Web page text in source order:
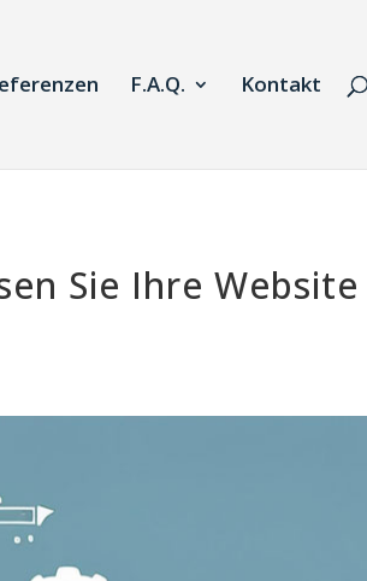
F.A.Q. Kontakt
Sie Ihre Website